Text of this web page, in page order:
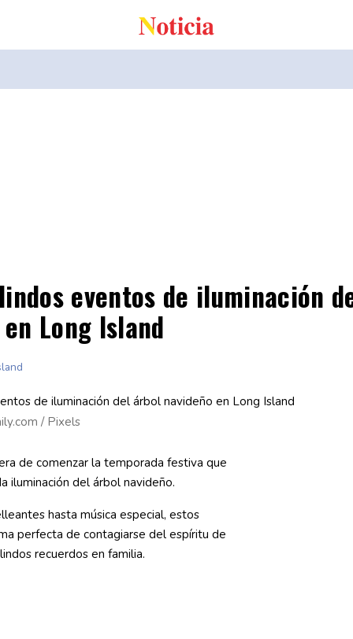
eventos de iluminación
Long Island
/ Pixels
de comenzar la temporada festiva que
iluminación del árbol navideño.
hasta música especial, estos
perfecta de contagiarse del espíritu de
recuerdos en familia.